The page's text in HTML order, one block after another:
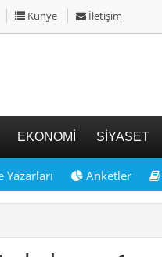
Künye İletişim
EKONOMİ SİYASET
Yazarları Anketler